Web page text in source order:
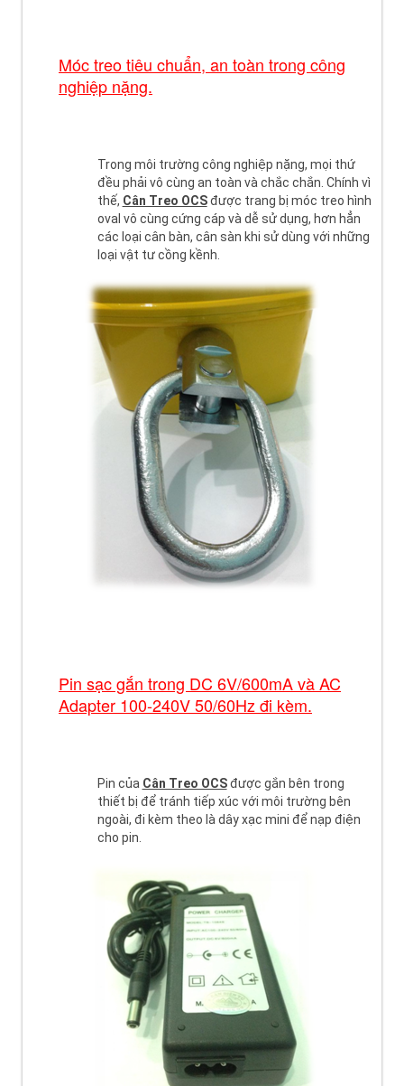
Móc treo tiêu chuẩn, an toàn trong công
nghiệp nặng.
Trong môi trường công nghiệp nặng, mọi thứ
đều phải vô cùng an toàn và chắc chắn. Chính vì
thế, Cân Treo OCSđược trang bị móc treo hình
oval vô cùng cứng cáp và dễ sử dụng, hơn hẳn
các loại cân bàn, cân sàn khi sử dùng với những
loại vật tư cồng kềnh.
Pin sạc gắn trong DC 6V/600mA và AC
Adapter 100-240V 50/60Hz đi kèm.
Pin của Cân Treo OCSđược gắn bên trong
thiết bị để tránh tiếp xúc với môi trường bên
ngoài, đi kèm theo là dây xạc mini để nạp điện
cho pin.